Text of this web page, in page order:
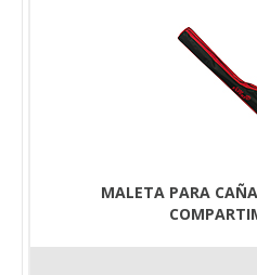
MALETA PARA